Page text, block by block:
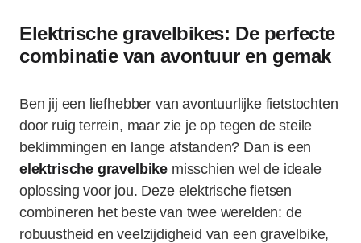
Elektrische gravelbikes: De perfecte
combinatie van avontuur en gemak
Ben jij een liefhebber van avontuurlijke fietstochten
door ruig terrein, maar zie je op tegen de steile
beklimmingen en lange afstanden? Dan is een
elektrische gravelbike misschien wel de ideale
oplossing voor jou. Deze elektrische fietsen
combineren het beste van twee werelden: de
robuustheid en veelzijdigheid van een gravelbike,